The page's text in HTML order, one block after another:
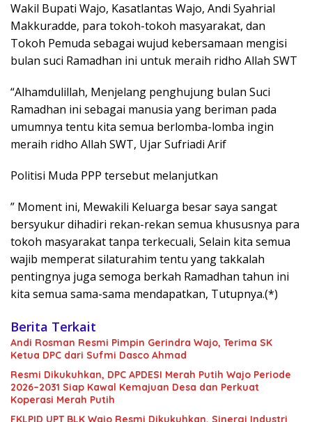
Wakil Bupati Wajo, Kasatlantas Wajo, Andi Syahrial
Makkuradde, para tokoh-tokoh masyarakat, dan
Tokoh Pemuda sebagai wujud kebersamaan mengisi
bulan suci Ramadhan ini untuk meraih ridho Allah SWT
“Alhamdulillah, Menjelang penghujung bulan Suci
Ramadhan ini sebagai manusia yang beriman pada
umumnya tentu kita semua berlomba-lomba ingin
meraih ridho Allah SWT, Ujar Sufriadi Arif
Politisi Muda PPP tersebut melanjutkan
” Moment ini, Mewakili Keluarga besar saya sangat
bersyukur dihadiri rekan-rekan semua khususnya para
tokoh masyarakat tanpa terkecuali, Selain kita semua
wajib memperat silaturahim tentu yang takkalah
pentingnya juga semoga berkah Ramadhan tahun ini
kita semua sama-sama mendapatkan, Tutupnya.(*)
Berita Terkait
Andi Rosman Resmi Pimpin Gerindra Wajo, Terima SK
Ketua DPC dari Sufmi Dasco Ahmad
Resmi Dikukuhkan, DPC APDESI Merah Putih Wajo Periode
2026–2031 Siap Kawal Kemajuan Desa dan Perkuat
Koperasi Merah Putih